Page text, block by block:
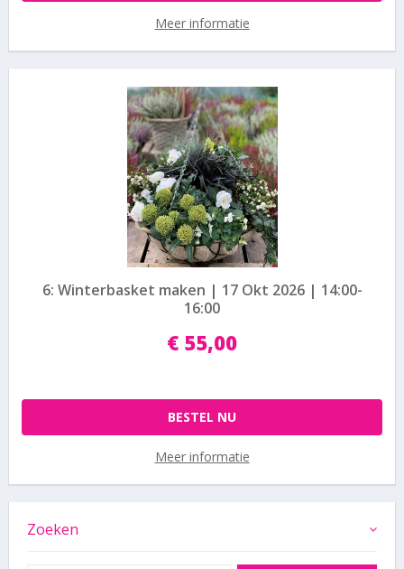
Meer informatie
6: Winterbasket maken | 17 Okt 2026 | 14:00-
16:00
€ 55,00
Meer informatie
BESTEL NU
Zoeken